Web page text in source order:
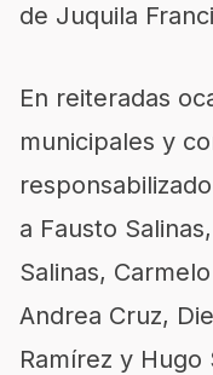
de Juquila
En reiteradas
municipales y
a Fausto
Salinas,
Andrea Cruz,
Ramírez y Hugo